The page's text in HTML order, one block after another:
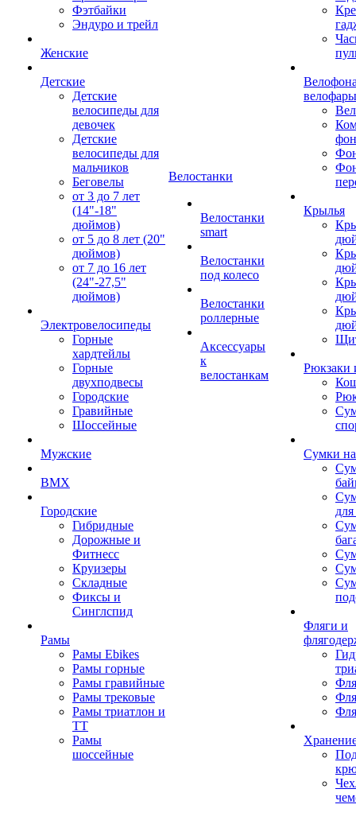
Фэтбайки
Эндуро и трейл
Женские
Детские
Детские
велосипеды для
девочек
Детские
велосипеды для
мальчиков
Беговелы
от 3 до 7 лет
(14"-18"
дюймов)
от 5 до 8 лет (20"
дюймов)
от 7 до 16 лет
(24"-27,5"
дюймов)
Электровелосипеды
Горные
хардтейлы
Горные
двухподвесы
Городские
Гравийные
Шоссейные
Мужские
BMX
Городские
Гибридные
Дорожные и
Фитнесс
Круизеры
Складные
Фиксы и
Синглспид
Рамы
Рамы Ebikes
Рамы горные
Рамы гравийные
Рамы трековые
Рамы триатлон и
ТТ
Рамы
шоссейные
Велостанки
Велостанки
smart
Велостанки
под колесо
Велостанки
роллерные
Аксессуары
к
велостанкам
велофары
Крылья
Рюкзаки
Сумки
Фляги и